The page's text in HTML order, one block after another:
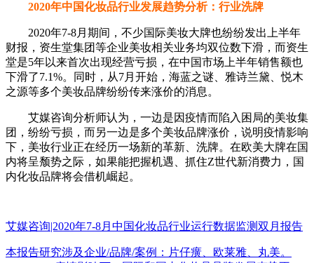
2020年中国化妆品行业发展趋势分析：行业洗牌
2020年7-8月期间，不少国际美妆大牌也纷纷发出上半年
财报，资生堂集团等企业美妆相关业务均双位数下滑，而资生
堂是5年以来首次出现经营亏损，在中国市场上半年销售额也
下滑了7.1%。同时，从7月开始，海蓝之谜、雅诗兰黛、悦木
之源等多个美妆品牌纷纷传来涨价的消息。
艾媒咨询分析师认为，一边是因疫情而陷入困局的美妆集
团，纷纷亏损，而另一边是多个美妆品牌涨价，说明疫情影响
下，美妆行业正在经历一场新的革新、洗牌。在欧美大牌在国
内将呈颓势之际，如果能把握机遇、抓住Z世代新消费力，国
内化妆品牌将会借机崛起。
艾媒咨询|2020年7-8月中国化妆品行业运行数据监测双月报告
本报告研究涉及企业/品牌/案例：片仔癀、欧莱雅、丸美。